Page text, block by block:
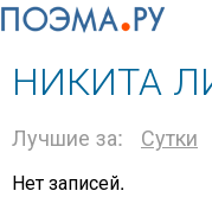
НИКИТА
Лучшие за: Сутки
Нет записей.